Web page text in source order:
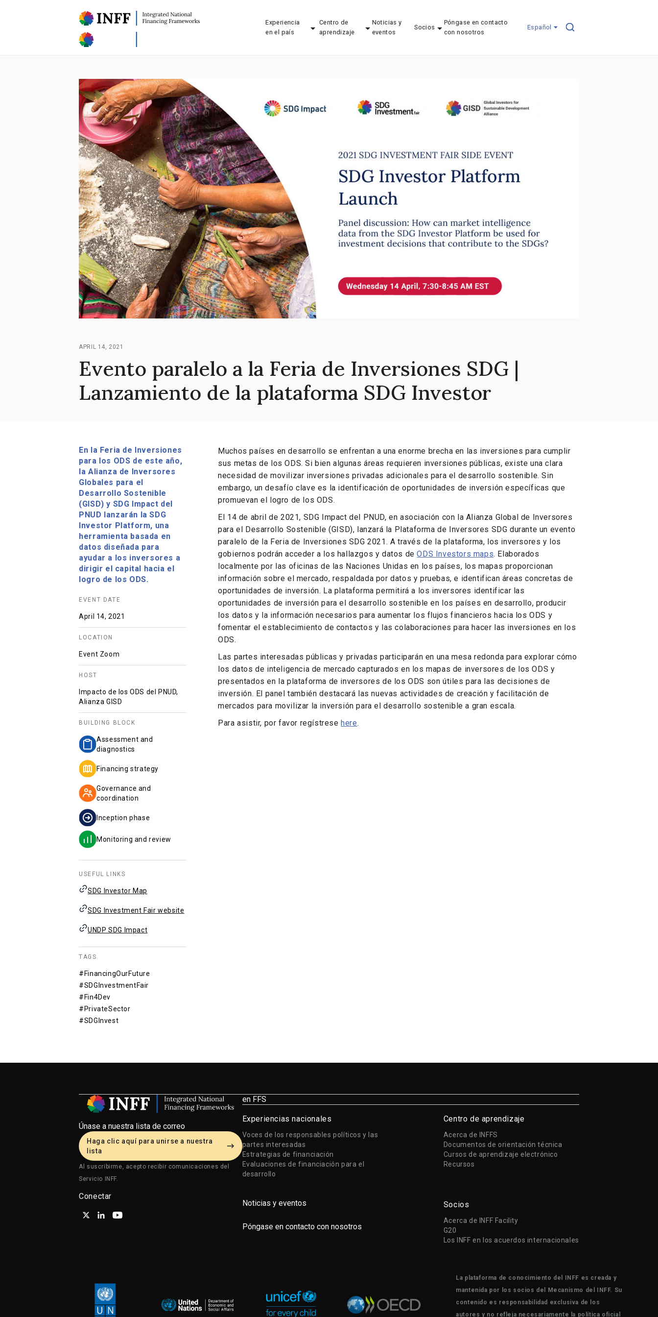
Experiencia
en el país
Centro de
aprendizaje
Noticias y
eventos
Socios
Póngase en contacto
con nosotros
Español
APRIL 14, 2021
Evento paralelo a la Feria de Inversiones SDG |
Lanzamiento de la plataforma SDG Investor
En la Feria de Inversiones
para los ODS de este año,
la Alianza de Inversores
Globales para el
Desarrollo Sostenible
(GISD) y SDG Impact del
PNUD lanzarán la SDG
Investor Platform, una
herramienta basada en
datos diseñada para
ayudar a los inversores a
dirigir el capital hacia el
logro de los ODS.
EVENT DATE
April 14, 2021
LOCATION
Event Zoom
HOST
Impacto de los ODS del PNUD,
Alianza GISD
BUILDING BLOCK
Assessment and
diagnostics
Financing strategy
Governance and
coordination
Inception phase
Monitoring and review
USEFUL LINKS
SDG Investor Map
SDG Investment Fair website
UNDP SDG Impact
TAGS
#FinancingOurFuture
#SDGInvestmentFair
#Fin4Dev
#PrivateSector
#SDGInvest
Muchos países en desarrollo se enfrentan a una enorme brecha en las inversiones para cumplir
sus metas de los ODS. Si bien algunas áreas requieren inversiones públicas, existe una clara
necesidad de movilizar inversiones privadas adicionales para el desarrollo sostenible. Sin
embargo, un desafío clave es la identificación de oportunidades de inversión específicas que
promuevan el logro de los ODS.
El 14 de abril de 2021, SDG Impact del PNUD, en asociación con la Alianza Global de Inversores
para el Desarrollo Sostenible (GISD), lanzará la Plataforma de Inversores SDG durante un evento
paralelo de la Feria de Inversiones SDG 2021. A través de la plataforma, los inversores y los
gobiernos podrán acceder a los hallazgos y datos deODS Investors maps. Elaborados
localmente por las oficinas de las Naciones Unidas en los países, los mapas proporcionan
información sobre el mercado, respaldada por datos y pruebas, e identifican áreas concretas de
oportunidades de inversión. La plataforma permitirá a los inversores identificar las
oportunidades de inversión para el desarrollo sostenible en los países en desarrollo, producir
los datos y la información necesarios para aumentar los flujos financieros hacia los ODS y
fomentar el establecimiento de contactos y las colaboraciones para hacer las inversiones en los
ODS.
Las partes interesadas públicas y privadas participarán en una mesa redonda para explorar cómo
los datos de inteligencia de mercado capturados en los mapas de inversores de los ODS y
presentados en la plataforma de inversores de los ODS son útiles para las decisiones de
inversión. El panel también destacará las nuevas actividades de creación y facilitación de
mercados para movilizar la inversión para el desarrollo sostenible a gran escala.
Para asistir, por favor regístrese here.
Únase a nuestra lista de correo
Haga clic aquí para unirse a nuestra
lista
Al suscribirme, acepto recibir comunicaciones del
Servicio INFF.
Conectar
en FFS
Experiencias nacionales
Voces de los responsables políticos y las
partes interesadas
Estrategias de financiación
Evaluaciones de financiación para el
desarrollo
Centro de aprendizaje
Acerca de INFFS
Documentos de orientación técnica
Cursos de aprendizaje electrónico
Recursos
Noticias y eventos Socios
Acerca de INFF Facility
G20
Los INFF en los acuerdos internacionales
Póngase en contacto con nosotros
La plataforma de conocimiento del INFF es creada y
mantenida por los socios del Mecanismo del INFF. Su
contenido es responsabilidad exclusiva de los
autores y no refleja necesariamente la política oficial